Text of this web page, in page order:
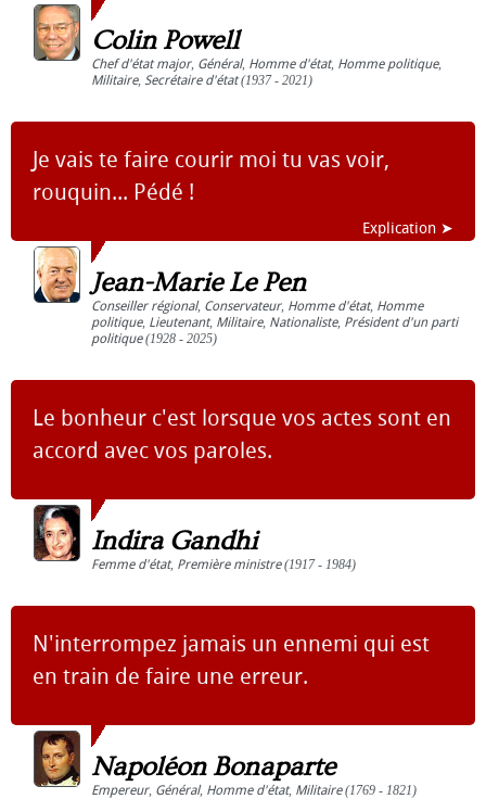
Colin Powell
Chef d'état major, Général, Homme d'état, Homme politique,
Militaire, Secrétaire d'état(1937 - 2021)
Je vais te faire courir moi tu vas voir,
rouquin... Pédé !
Explication ➤
Jean-Marie Le Pen
Conseiller régional, Conservateur, Homme d'état, Homme
politique, Lieutenant, Militaire, Nationaliste, Président d'un parti
politique(1928 - 2025)
Le bonheur c'est lorsque vos actes sont en
accord avec vos paroles.
Indira Gandhi
Femme d'état, Première ministre(1917 - 1984)
N'interrompez jamais un ennemi qui est
en train de faire une erreur.
Napoléon Bonaparte
Empereur, Général, Homme d'état, Militaire(1769 - 1821)